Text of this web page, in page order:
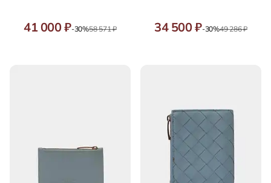
41 000 ₽-30%58 571 ₽ 34 500 ₽-30%49 286 ₽